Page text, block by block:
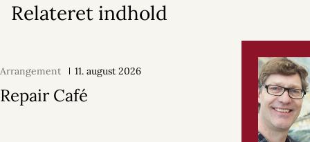
Relateret indhold
Arrangement 11. august 2026
Repair Café